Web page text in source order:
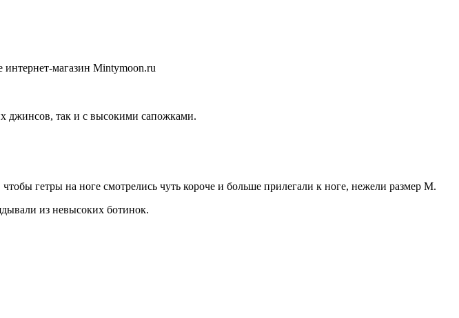
джинсов, так и с высокими сапожками.
гетры на ноге смотрелись чуть короче и больше прилегали к ноге, нежели размер M.
из невысоких ботинок.